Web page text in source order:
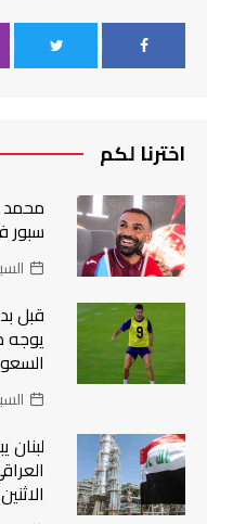
اخترنا لكم
محمد
سبور في 3
السبت, 8
قبل
يوجه
السبت, 8
لبنان
الاثنين